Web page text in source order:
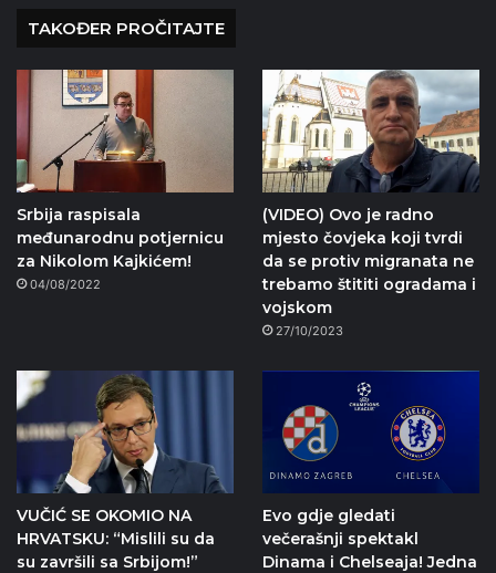
TAKOĐER PROČITAJTE
Srbija raspisala
međunarodnu potjernicu
za Nikolom Kajkićem!
04/08/2022
(VIDEO) Ovo je radno
mjesto čovjeka koji tvrdi
da se protiv migranata ne
trebamo štititi ogradama i
vojskom
27/10/2023
VUČIĆ SE OKOMIO NA
HRVATSKU: “Mislili su da
su završili sa Srbijom!”
Evo gdje gledati
večerašnji spektakl
Dinama i Chelseaja! Jedna